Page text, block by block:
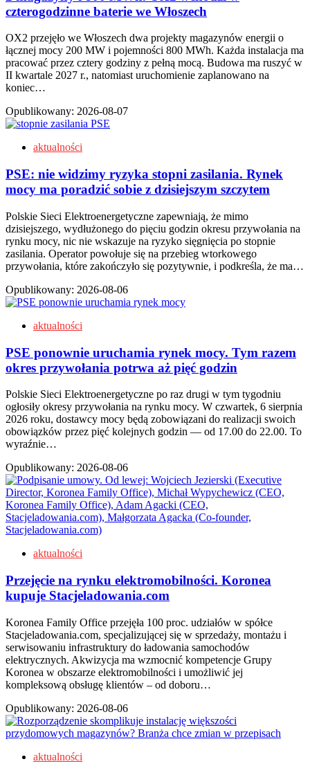
czterogodzinne baterie we Włoszech
OX2 przejęło we Włoszech dwa projekty magazynów energii o
łącznej mocy 200 MW i pojemności 800 MWh. Każda instalacja ma
pracować przez cztery godziny z pełną mocą. Budowa ma ruszyć w
II kwartale 2027 r., natomiast uruchomienie zaplanowano na
koniec…
Opublikowany: 2026-08-07
aktualności
PSE: nie widzimy ryzyka stopni zasilania. Rynek
mocy ma poradzić sobie z dzisiejszym szczytem
Polskie Sieci Elektroenergetyczne zapewniają, że mimo
dzisiejszego, wydłużonego do pięciu godzin okresu przywołania na
rynku mocy, nic nie wskazuje na ryzyko sięgnięcia po stopnie
zasilania. Operator powołuje się na przebieg wtorkowego
przywołania, które zakończyło się pozytywnie, i podkreśla, że ma…
Opublikowany: 2026-08-06
aktualności
PSE ponownie uruchamia rynek mocy. Tym razem
okres przywołania potrwa aż pięć godzin
Polskie Sieci Elektroenergetyczne po raz drugi w tym tygodniu
ogłosiły okresy przywołania na rynku mocy. W czwartek, 6 sierpnia
2026 roku, dostawcy mocy będą zobowiązani do realizacji swoich
obowiązków przez pięć kolejnych godzin — od 17.00 do 22.00. To
wyraźnie…
Opublikowany: 2026-08-06
aktualności
Przejęcie na rynku elektromobilności. Koronea
kupuje Stacjeladowania.com
Koronea Family Office przejęła 100 proc. udziałów w spółce
Stacjeladowania.com, specjalizującej się w sprzedaży, montażu i
serwisowaniu infrastruktury do ładowania samochodów
elektrycznych. Akwizycja ma wzmocnić kompetencje Grupy
Koronea w obszarze elektromobilności i umożliwić jej
kompleksową obsługę klientów – od doboru…
Opublikowany: 2026-08-06
aktualności